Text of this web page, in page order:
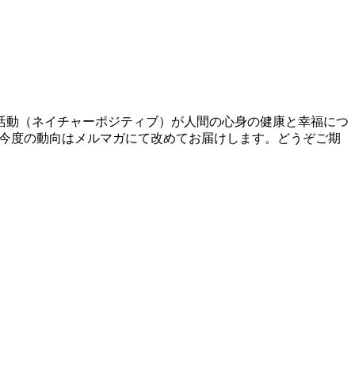
（ネイチャーポジティブ）が人間の心身の健康と幸福につ
の動向はメルマガにて改めてお届けします。どうぞご期